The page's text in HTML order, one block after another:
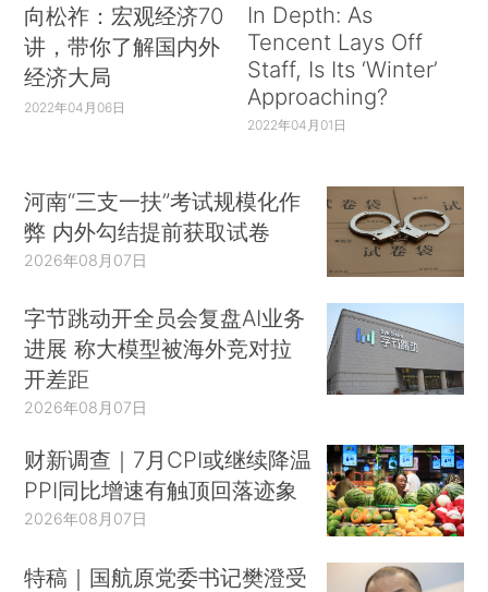
向松祚：宏观经济70
讲，带你了解国内外
经济大局
2022年04月06日
In Depth: As
Tencent Lays Off
Staff, Is Its ‘Winter’
Approaching?
2022年04月01日
河南“三支一扶”考试规模化作
弊 内外勾结提前获取试卷
2026年08月07日
字节跳动开全员会复盘AI业务
进展 称大模型被海外竞对拉
开差距
2026年08月07日
财新调查｜7月CPI或继续降温
PPI同比增速有触顶回落迹象
2026年08月07日
特稿｜国航原党委书记樊澄受